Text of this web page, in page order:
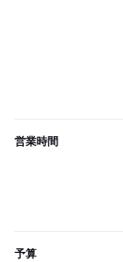
営業時間
予算